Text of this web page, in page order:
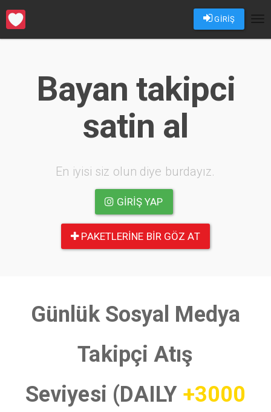
GİRİŞ
Bayan takipci
satin al
En iyisi siz olun diye burdayız.
GIRIŞ YAP
PAKETLERINE BIR GÖZ AT
Günlük Sosyal Medya
Takipçi Atış
Seviyesi (DAILY +3000